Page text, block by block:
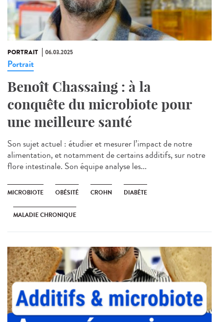
PORTRAIT 06.03.2025
Portrait
Benoît Chassaing : à la
conquête du microbiote pour
une meilleure santé
Son sujet actuel : étudier et mesurer l’impact de notre
alimentation, et notamment de certains additifs, sur notre
flore intestinale. Son équipe analyse les...
MICROBIOTE OBÉSITÉ CROHN DIABÈTE
MALADIE CHRONIQUE